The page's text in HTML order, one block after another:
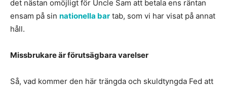
det nästan omöjligt för Uncle Sam att betala ens räntan
ensam på sin nationella bar tab, som vi har visat på annat
håll.
Missbrukare är förutsägbara varelser
Så, vad kommer den här trängda och skuldtyngda Fed att